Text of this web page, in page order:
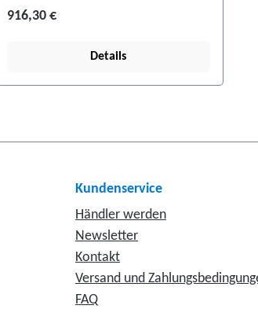
916,30 €
Details
Kundenservice
Händler werden
Newsletter
Kontakt
Versand und
FAQ